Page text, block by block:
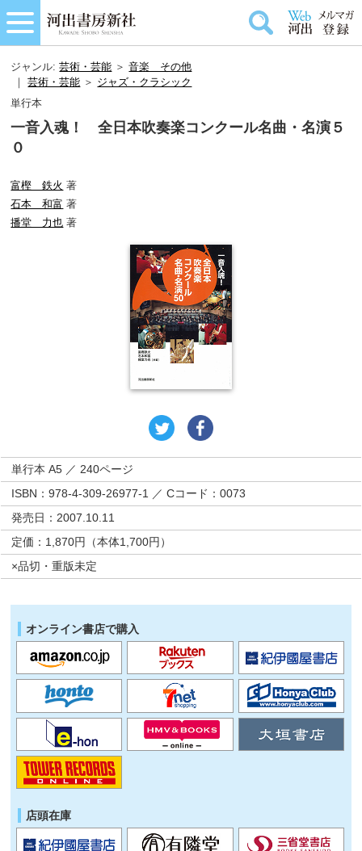
ジャンル:芸術・芸能 ＞音楽＿その他
｜芸術・芸能 ＞ ジャズ・クラシック
単行本
一音入魂！ 全日本吹奏楽コンクール名曲・名演５
０
富樫 鉄火 著
石本 和富 著
播堂 力也 著
単行本 A5 ／ 240ページ
ISBN：978-4-309-26977-1 ／ Cコード：0073
発売日：2007.10.11
定価：1,870円（本体1,700円）
×品切・重版未定
オンライン書店で購入
店頭在庫